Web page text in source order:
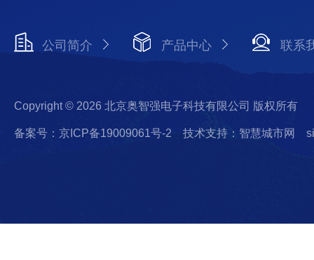
公司简介 产品中心 联系
Copyright © 2026 北京奥智强电子科技有限公司 版权所有
备案号：京ICP备19009061号-2 技术支持：智慧城市网